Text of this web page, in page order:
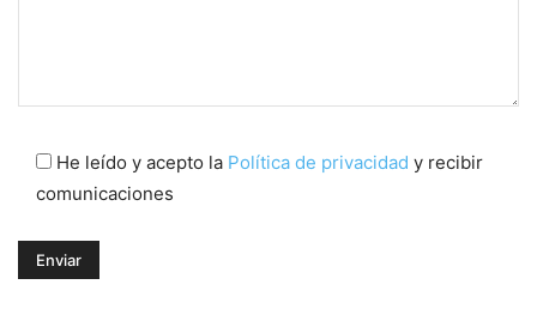
He leído y acepto la Política de privacidad y recibir
comunicaciones